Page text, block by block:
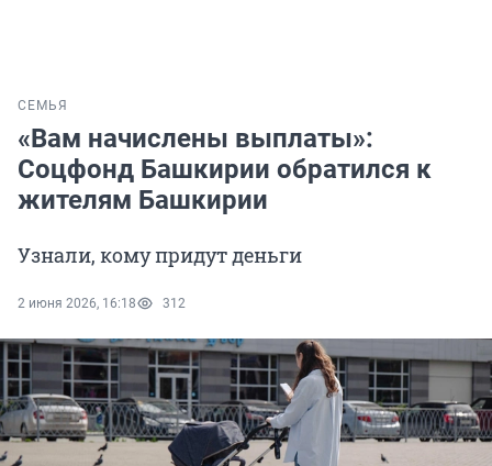
СЕМЬЯ
«Вам начислены выплаты»:
Соцфонд Башкирии обратился к
жителям Башкирии
Узнали, кому придут деньги
2 июня 2026, 16:18 312